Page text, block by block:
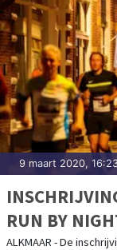
9 maart 2020,
RUN BY
ALKMAAR - De